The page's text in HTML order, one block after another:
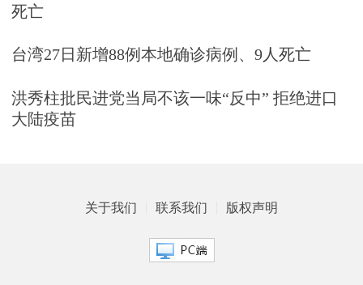
死亡
台湾27日新增88例本地确诊病例、9人死亡
洪秀柱批民进党当局不该一味“反中” 拒绝进口
大陆疫苗
关于我们 联系我们 版权声明